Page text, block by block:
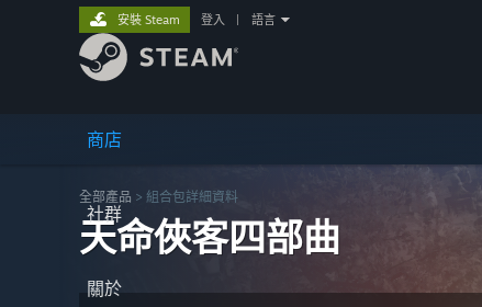
商店
社群
關於
安裝 Steam 登入 語言
全部產品 > 組合包詳細資料
天命俠客四部曲